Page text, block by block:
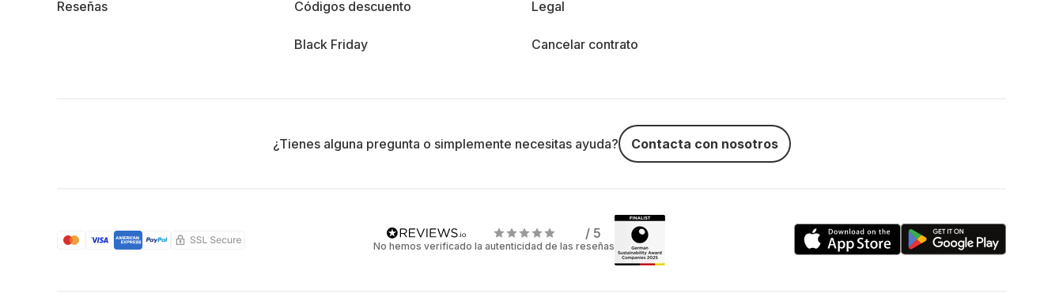
Reseñas Códigos descuento
Black Friday
Legal
Cancelar contrato
¿Tienes alguna pregunta o simplemente necesitas ayuda? Contacta con nosotros
/ 5
No hemos verificado la autenticidad de las reseñas